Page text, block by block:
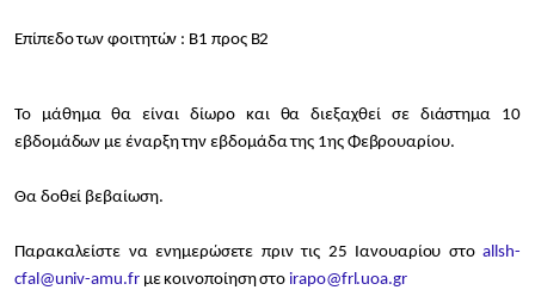
Επίπεδο των φοιτητών : B1 προς Β2
Το μάθημα θα είναι δίωρο και θα διεξαχθεί σε διάστημα 10
εβδομάδων με έναρξη την εβδομάδα της 1ης Φεβρουαρίου.
Θα δοθεί βεβαίωση.
Παρακαλείστε να ενημερώσετε πριν τις 25 Ιανουαρίου στοallsh-
cfal@univ-amu.frμε κοινοποίηση στο irapo@frl.uoa.gr